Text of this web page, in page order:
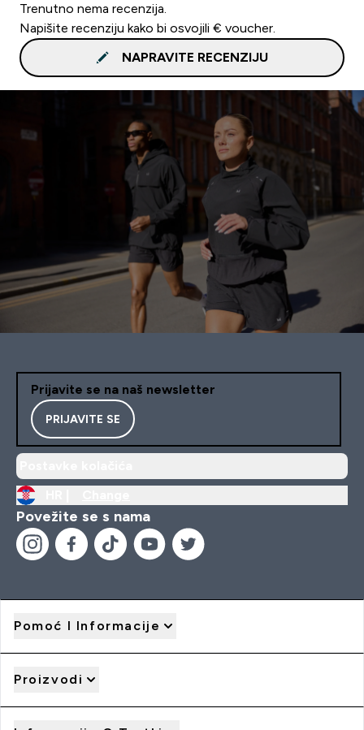
Trenutno nema recenzija.
Napišite recenziju kako bi osvojili € voucher.
NAPRAVITE RECENZIJU
Prijavite se na naš newsletter
PRIJAVITE SE
Povežite se s nama
Pomoć I Informacije
Proizvodi